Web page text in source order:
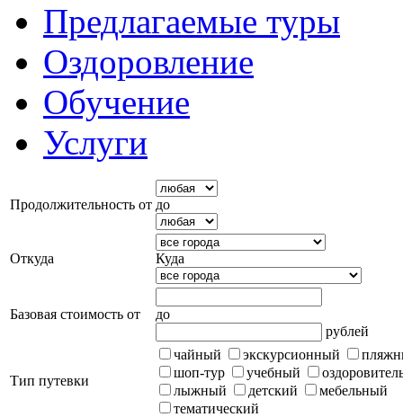
Предлагаемые туры
Оздоровление
Обучение
Услуги
Продолжительность от до
Откуда Куда
Базовая стоимость от
до
рублей
Тип путевки
чайный экскурсионный
шоп-тур
учебный
лыжный
детский
мебельный
тематический